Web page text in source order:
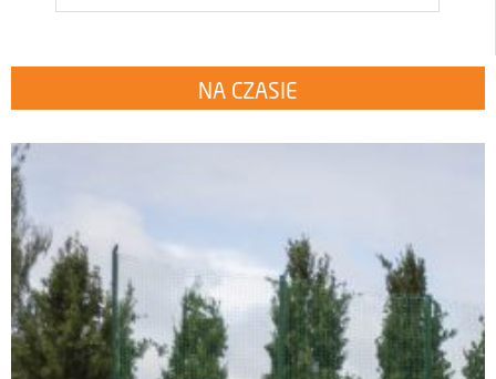
NA CZASIE